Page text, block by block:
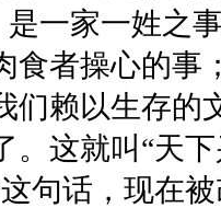
是一家一姓之
食者操心的事
们赖以生存的
。这就叫“天
句话，现在